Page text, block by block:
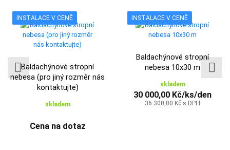
INSTALACE V CENĚ
Baldachýnové stropní
nebesa (pro jiný rozměr nás
kontaktujte)
skladem
Cena na dotaz
INSTALACE V CENĚ
Baldachýnové stropní
nebesa 10x30 m
skladem
30 000,00 Kč/ks/den
36 300,00 Kč s DPH